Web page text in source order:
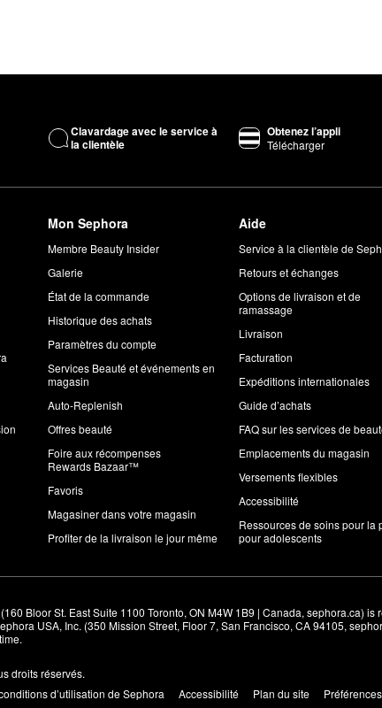
Clavardage avec le service à
la clientèle
Obtenez l’appli
Télécharger
Mon Sephora
Membre Beauty Insider
Galerie
État de la commande
Historique des achats
Paramètres du compte
Services Beauté et événements en
magasin
Auto-Replenish
Offres beauté
Foire aux récompenses
Rewards Bazaar™
Favoris
Magasiner dans votre magasin
Profiter de la livraison le jour même
Aide
Service à la clientèle de
Retours et échanges
Options de livraison et de
ramassage
Livraison
Facturation
Expéditions internationales
Guide d’achats
FAQ sur les services de
Emplacements du magasin
Versements flexibles
Accessibilité
Ressources de soins pour la
pour adolescents
Bloor St. East Suite 1100 Toronto, ON M4W 1B9 | Canada, sephora.ca) is
USA, Inc. (350 Mission Street, Floor 7, San Francisco, CA 94105,
droits réservés.
d’utilisation de Sephora Accessibilité Plan du site